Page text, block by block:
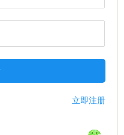
立即注册